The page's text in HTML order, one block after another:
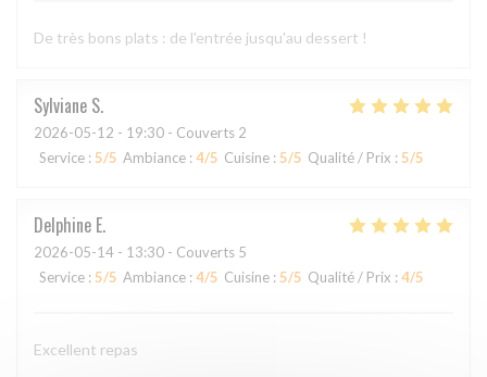
De très bons plats : de l'entrée jusqu'au dessert !
Sylviane S
2026-05-12 - 19:30 - Couverts 2
Service : 5/5 Ambiance : 4/5 Cuisine : 5/5 Qualité / Prix : 5/5
Delphine E
2026-05-14 - 13:30 - Couverts 5
Service : 5/5 Ambiance : 4/5 Cuisine : 5/5 Qualité / Prix : 4/5
Excellent repas